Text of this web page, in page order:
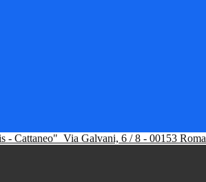
- Cattaneo" Via Galvani, 6 / 8 - 00153 Roma